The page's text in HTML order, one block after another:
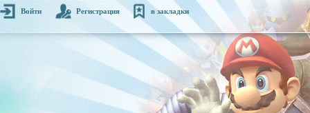
Войти Регистрация в закладки